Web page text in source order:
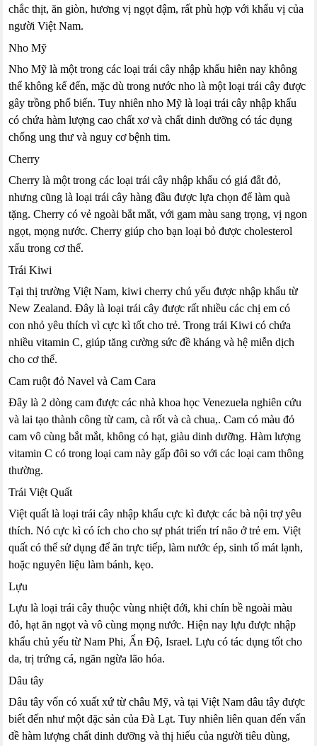
chắc thịt, ăn giòn, hương vị ngọt đậm, rất phù hợp với khẩu vị của
người Việt Nam.
Nho Mỹ
Nho Mỹ là một trong các loại trái cây nhập khẩu hiên nay không
thể không kể đến, mặc dù trong nước nho là một loại trái cây được
gây trồng phổ biến. Tuy nhiên nho Mỹ là loại trái cây nhập khẩu
có chứa hàm lượng cao chất xơ và chất dinh dưỡng có tác dụng
chống ung thư và nguy cơ bệnh tim.
Cherry
Cherry là một trong các loại trái cây nhập khẩu có giá đắt đỏ,
nhưng cũng là loại trái cây hàng đầu được lựa chọn để làm quà
tặng. Cherry có vẻ ngoài bắt mắt, với gam màu sang trọng, vị ngon
ngọt, mọng nước. Cherry giúp cho bạn loại bỏ được cholesterol
xấu trong cơ thể.
Trái Kiwi
Tại thị trường Việt Nam, kiwi cherry chủ yếu được nhập khẩu từ
New Zealand. Đây là loại trái cây được rất nhiều các chị em có
con nhỏ yêu thích vì cực kì tốt cho trẻ. Trong trái Kiwi có chứa
nhiều vitamin C, giúp tăng cường sức đề kháng và hệ miễn dịch
cho cơ thể.
Cam ruột đỏ Navel và Cam Cara
Đây là 2 dòng cam được các nhà khoa học Venezuela nghiên cứu
và lai tạo thành công từ cam, cà rốt và cà chua,. Cam có màu đỏ
cam vô cùng bắt mắt, không có hạt, giàu dinh dưỡng. Hàm lượng
vitamin C có trong loại cam này gấp đôi so với các loại cam thông
thường.
Trái Việt Quất
Việt quất là loại trái cây nhập khẩu cực kì được các bà nội trợ yêu
thích. Nó cực kì có ích cho cho sự phát triển trí não ở trẻ em. Việt
quất có thể sử dụng để ăn trực tiếp, làm nước ép, sinh tố mát lạnh,
hoặc nguyên liệu làm bánh, kẹo.
Lựu
Lựu là loại trái cây thuộc vùng nhiệt đới, khi chín bề ngoài màu
đỏ, hạt ăn ngọt và vô cùng mọng nước. Hiện nay lựu được nhập
khẩu chủ yếu từ Nam Phi, Ấn Độ, Israel. Lựu có tác dụng tốt cho
da, trị trứng cá, ngăn ngừa lão hóa.
Dâu tây
Dâu tây vốn có xuất xứ từ châu Mỹ, và tại Việt Nam dâu tây được
biết đến như một đặc sản của Đà Lạt. Tuy nhiên liên quan đến vấn
đề hàm lượng chất dinh dưỡng và thị hiếu của người tiêu dùng,